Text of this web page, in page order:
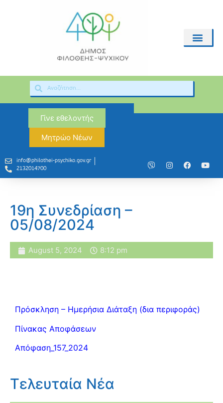
Γίνε εθελοντής
Μητρώο Νέων
info@philothei-psychiko.gov.gr
2132014700
19η Συνεδρίαση –
05/08/2024
August 5, 2024 8:12 pm
Πρόσκληση – Ημερήσια Διάταξη (δια περιφοράς)
Πίνακας Αποφάσεων
Απόφαση_157_2024
Τελευταία Νέα